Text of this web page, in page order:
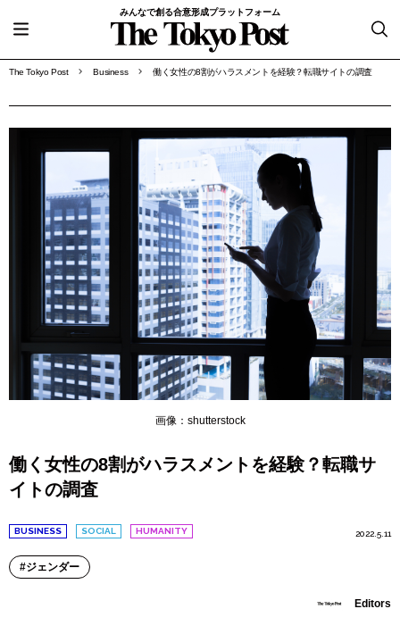
みんなで創る合意形成プラットフォーム
The Tokyo Post Business 働く女性の8割がハラスメントを経験？転職サイトの調査
画像：shutterstock
働く女性の8割がハラスメントを経験？転職サ
イトの調査
BUSINESS SOCIAL HUMANITY 2022.5.11
ジェンダー
Editors